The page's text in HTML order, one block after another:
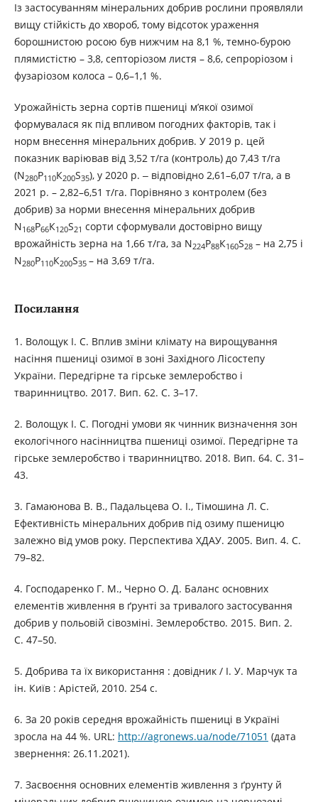
Із застосуванням мінеральних добрив рослини проявляли
вищу стійкість до хвороб, тому відсоток ураження
борошнистою росою був нижчим на 8,1 %, темно-бурою
плямистістю – 3,8, септоріозом листя – 8,6, сепроріозом і
фузаріозом колоса – 0,6–1,1 %.
Урожайність зерна сортів пшениці м’якої озимої
формувалася як під впливом погодних факторів, так і
норм внесення мінеральних добрив. У 2019 р. цей
показник варіював від 3,52 т/га (контроль) до 7,43 т/га
(N280Р110К200S35), у 2020 р. ‒ відповідно 2,61–6,07 т/га, а в
2021 р. – 2,82–6,51 т/га. Порівняно з контролем (без
добрив) за норми внесення мінеральних добрив
N168Р66К120S21 сорти сформували достовірно вищу
врожайність зерна на 1,66 т/га, за N224Р88К160S28– на 2,75 і
N280Р110К200S35 – на 3,69 т/га.
Посилання
1. Волощук І. С. Вплив зміни клімату на вирощування
насіння пшениці озимої в зоні Західного Лісостепу
України. Передгірне та гірське землеробство і
тваринництво. 2017. Вип. 62. С. 3–17.
2. Волощук І. С. Погодні умови як чинник визначення зон
екологічного насінництва пшениці озимої. Передгірне та
гірське землеробство і тваринництво. 2018. Вип. 64. С. 31–
43.
3. Гамаюнова В. В., Падальцева О. І., Тімошина Л. С.
Ефективність мінеральних добрив під озиму пшеницю
залежно від умов року. Перспектива ХДАУ. 2005. Вип. 4. С.
79–82.
4. Господаренко Г. М., Черно О. Д. Баланс основних
елементів живлення в ґрунті за тривалого застосування
добрив у польовій сівозміні. Землеробство. 2015. Вип. 2.
С. 47–50.
5. Добрива та їх використання : довідник / І. У. Марчук та
ін. Київ : Арістей, 2010. 254 с.
6. За 20 років середня врожайність пшениці в Україні
зросла на 44 %. URL: http://agronews.ua/node/71051 (дата
звернення: 26.11.2021).
7. Засвоєння основних елементів живлення з ґрунту й